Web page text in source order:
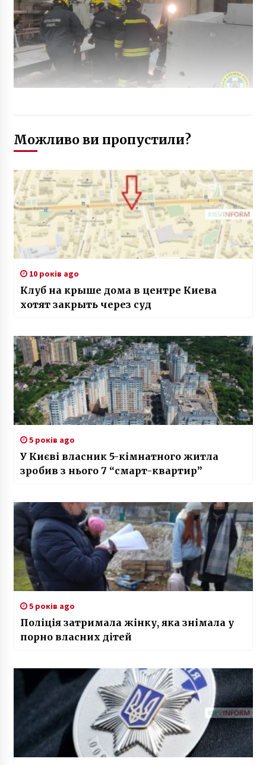
Можливо ви пропустили?
10 років ago
Клуб на крыше дома в центре Киева
хотят закрыть через суд
5 років ago
У Києві власник 5-кімнатного житла
зробив з нього 7 “смарт-квартир”
5 років ago
Поліція затримала жінку, яка знімала у
порно власних дітей